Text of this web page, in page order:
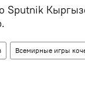
Sputnik
Всемирные игры